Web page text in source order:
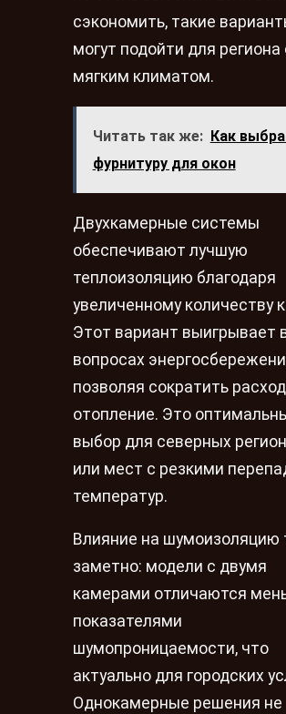
сэкономить, такие
могут подойти для региона
мягким климатом.
Читать так же:
Как
фурнитуру для окон
Двухкамерные системы
обеспечивают лучшую
теплоизоляцию благодаря
увеличенному количеству
Этот вариант выигрывает
вопросах
позволяя сократить
отопление. Это
выбор для северных
или мест с резкими
температур.
Влияние на шумоизоляцию
заметно: модели с двумя
камерами отличаются
показателями
шумопроницаемости, что
актуально для городских
Однокамерные решения не